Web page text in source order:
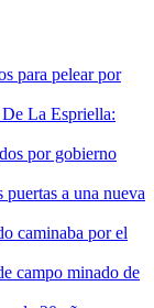
para pelear por
La Espriella:
por gobierno
a una nueva
caminaba por el
campo minado de